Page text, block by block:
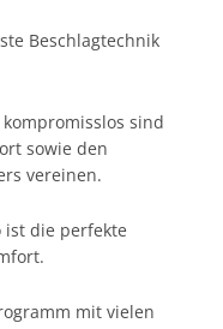
Beschlagtechnik
sind
sowie den
vereinen.
ist die perfekte
mit vielen